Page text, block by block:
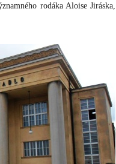
rodáka Aloise Jiráska,